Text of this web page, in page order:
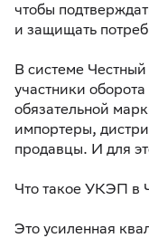
чтобы
и защищать
В системе
участники
обязательной
импортеры,
продавцы. И для
Что такое УКЭП в
Это усиленная